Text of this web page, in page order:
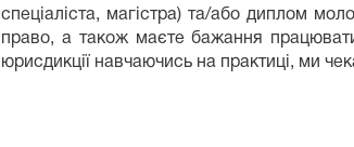
спеціаліста, магістра) та/або диплом
право, а також маєте бажання
юрисдикції навчаючись на практиці, ми